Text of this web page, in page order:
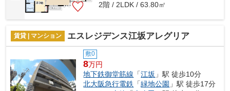
2階 / 2LDK / 63.80㎡
賃貸 | マンション エスレジデンス江坂アレグリア
敷0
8万円
地下鉄御堂筋線 「江坂 」駅 徒歩10分
北大阪急行電鉄 「緑地公園 」駅 徒歩17分